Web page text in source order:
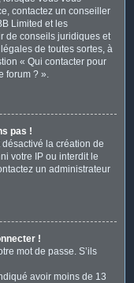
contactez un conseiller
Limited et les
de conseils juridiques et
de toutes sortes, à
« Qui contacter pour
forum ? ».
pas !
désactivé la création de
votre IP ou interdit le
un administrateur
!
mot de passe. S’ils
avoir moins de 13